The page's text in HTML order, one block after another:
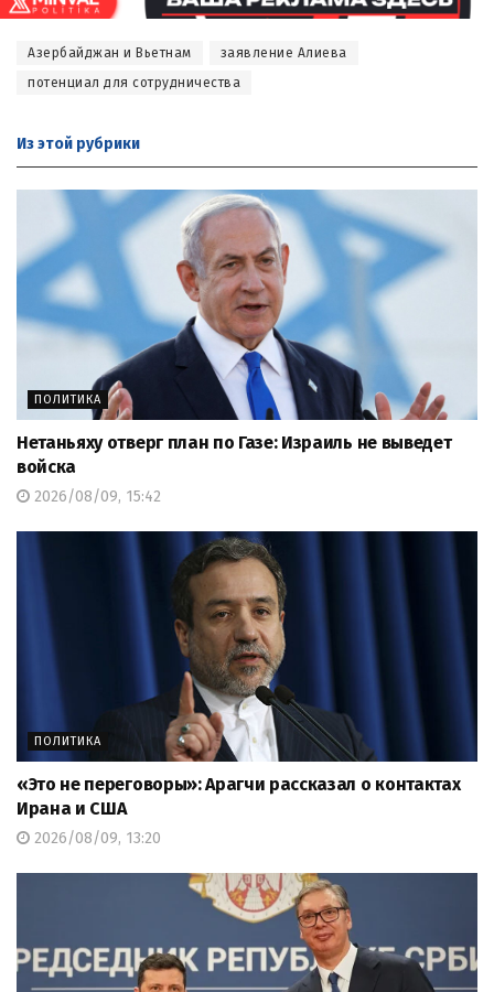
Азербайджан и Вьетнам
заявление Алиева
потенциал для сотрудничества
Из этой рубрики
ПОЛИТИКА
Нетаньяху отверг план по Газе: Израиль не выведет
войска
2026/08/09, 15:42
ПОЛИТИКА
«Это не переговоры»: Арагчи рассказал о контактах
Ирана и США
2026/08/09, 13:20